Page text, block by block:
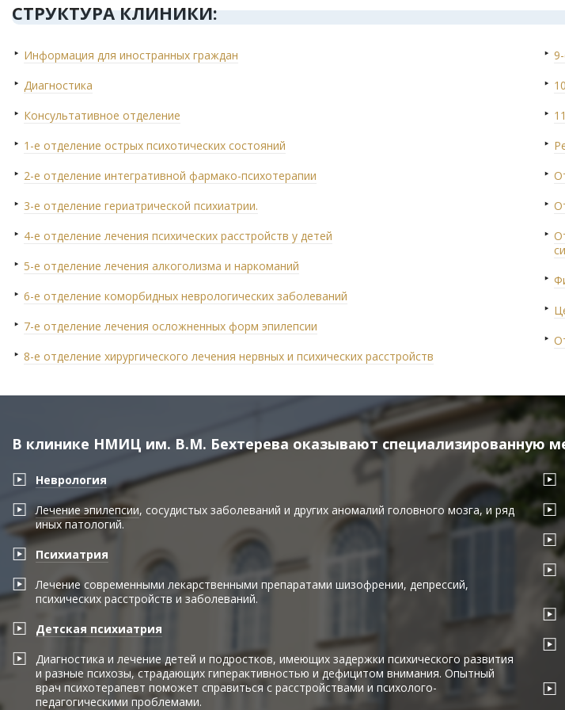
СТРУКТУРА КЛИНИКИ:
Информация для иностранных граждан
Диагностика
Консультативное отделение
1-е отделение острых психотических состояний
2-е отделение интегративной фармако-психотерапии
3-е отделение гериатрической психиатрии.
4-е отделение лечения психических расстройств у детей
5-е отделение лечения алкоголизма и наркоманий
6-е отделение коморбидных неврологических заболеваний
7-е отделение лечения осложненных форм эпилепсии
8-е отделение хирургического лечения нервных и психических расстройств
В клинике НМИЦ им. В.М. Бехтерева оказываютспециализированную
Неврология
Лечение эпилепсии, сосудистых заболеваний и других аномалий головного мозга, и ряд
иных патологий.
Психиатрия
Лечение современными лекарственными препаратами шизофрении, депрессий,
психических расстройств и заболеваний.
Детская психиатрия
Диагностика и лечение детей и подростков, имеющих задержки психического развития
и разные психозы, страдающих гиперактивностью и дефицитом внимания. Опытный
врач психотерапевт поможет справиться с расстройствами и психолого-
педагогическими проблемами.